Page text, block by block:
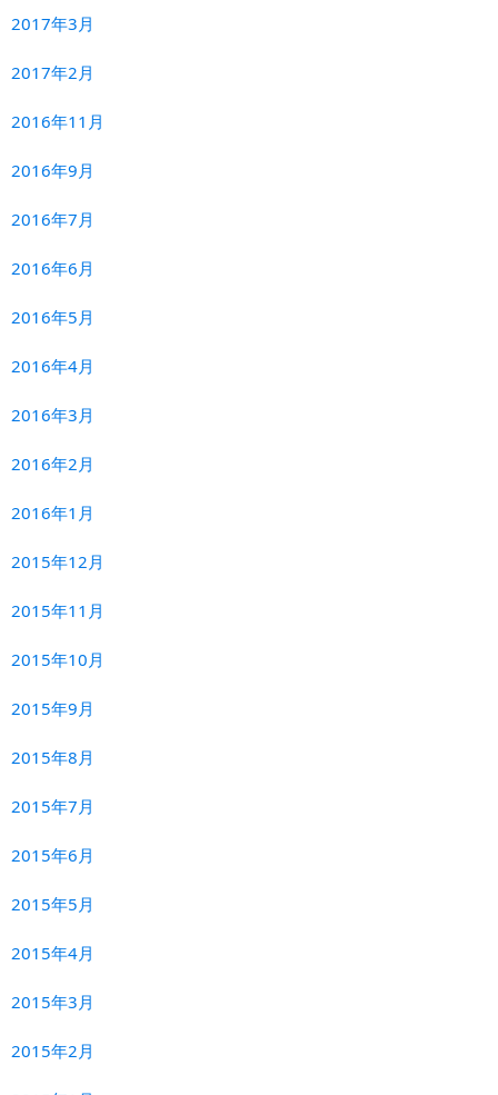
2017年3月
2017年2月
2016年11月
2016年9月
2016年7月
2016年6月
2016年5月
2016年4月
2016年3月
2016年2月
2016年1月
2015年12月
2015年11月
2015年10月
2015年9月
2015年8月
2015年7月
2015年6月
2015年5月
2015年4月
2015年3月
2015年2月